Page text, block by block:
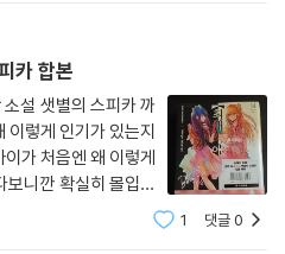
카 합본
설 샛별의 스피카 까
렇게 인기가 있는지
가 처음엔 왜 이렇게
보니깐 확실히 몰입감
고 있네요. 완전 강추
1 댓글0